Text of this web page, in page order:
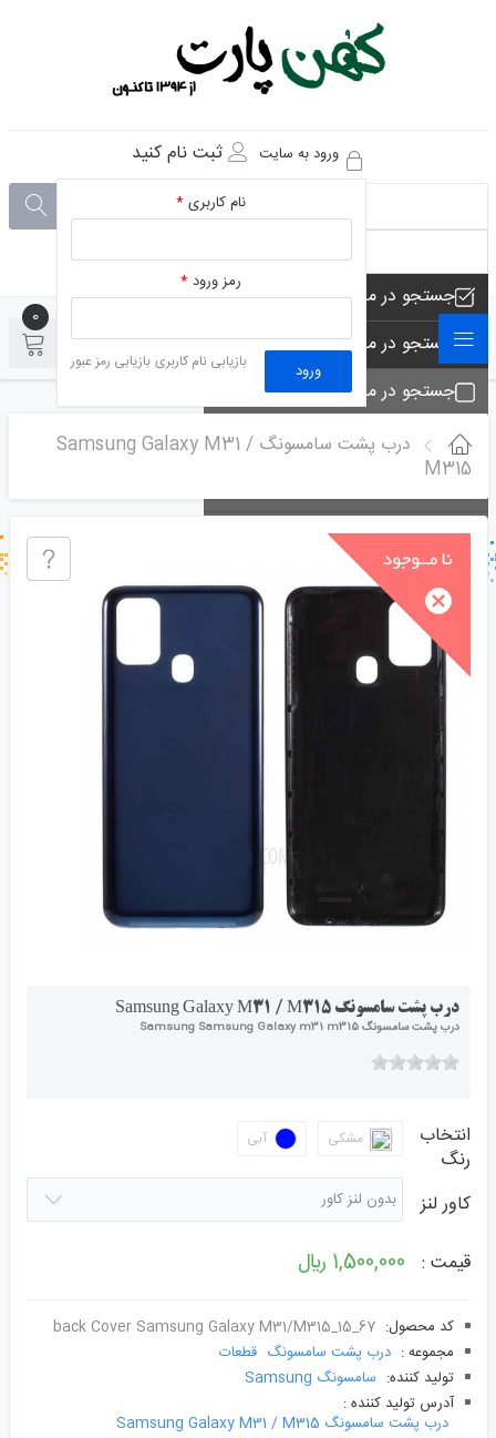
ورود به سایت
نام کاربری*
رمز ورود*
ورود بازیابی نام کاربری بازیابی رمز عبور
ثبت نام کنید
جستجو در مجموعه های فروشگاه
جستجو در محصولات فروشگاه
جستجو در مجموعه ها
جستجو - تماس ها
جستجو در خبر خوان
جستجو - برچسب ها
0
درب پشت سامسونگ Samsung Galaxy M31 /
M315
درب پشت سامسونگ Samsung Galaxy M31 / M315
درب پشت سامسونگ Samsung Samsung Galaxy m31 m315
انتخاب
رنگ
مشکی آبی
کاور لنز
قیمت : 1,500,000 ﷼
کد محصول: ‌back Cover Samsung Galaxy M31/M315_15_67
مجموعه : درب پشت سامسونگ قطعات
توليد کننده: سامسونگ Samsung
آدرس توليد کننده :
درب پشت سامسونگ Samsung Galaxy M31 / M315